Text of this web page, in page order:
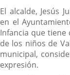
El alcalde, Jesús
en el
Infancia que
de los niños de
municipal,
expresión.